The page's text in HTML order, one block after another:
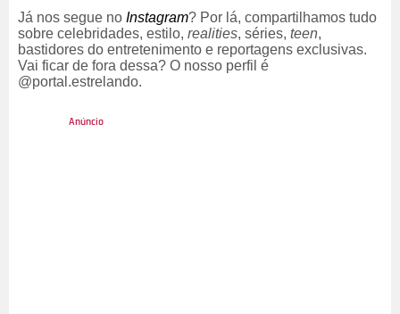
Já nos segue no Instagram? Por lá, compartilhamos tudo
sobre celebridades, estilo, realities, séries, teen,
bastidores do entretenimento e reportagens exclusivas.
Vai ficar de fora dessa? O nosso perfil é
@portal.estrelando.